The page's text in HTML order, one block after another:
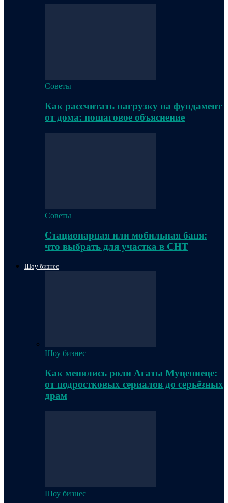
Советы
Как рассчитать нагрузку на фундамент
от дома: пошаговое объяснение
Советы
Стационарная или мобильная баня:
что выбрать для участка в СНТ
Шоу бизнес
Шоу бизнес
Как менялись роли Агаты Муцениеце:
от подростковых сериалов до серьёзных
драм
Шоу бизнес